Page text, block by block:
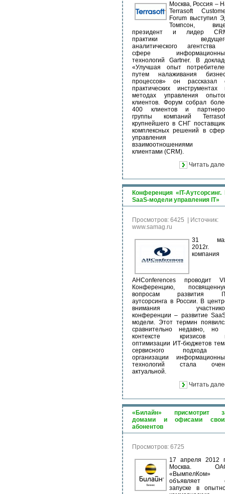
Москва, Россия –
Terrasoft
Forum выступил
Томпсон,
президент и лидер
практики
аналитического агентства
сфере
технологий Gartner. В
«Улучшая опыт
путем налаживания
процессов» он рассказал
практических инструментах
методах управления
клиентов. Форум собрал
400 клиентов и
группы компаний
крупнейшего в СНГ
комплексных решений в
управления
взаимоотношениями
клиентами (CRM).
Читать
Конференция «IT-Аутсорсинг.
SaaS-модели управления IT»
Просмотров: 6425
Источник:
www.samag.ru
31
2012г.
компания
AHConferences проводит
Конференцию,
вопросам развития
аутсорсинга в России. В
внимания
конференции – развитие
модели. Этот термин
сравнительно недавно, но
контексте кризисов
оптимизации ИТ-бюджетов
сервисного подхода
организации
технологий стала
актуальной.
Читать
«Билайн» присмотрит
домами и офисами
абонентов
Просмотров: 6725
17 апреля 2012
Москва.
«ВымпелКом»
объявляет
запуске в